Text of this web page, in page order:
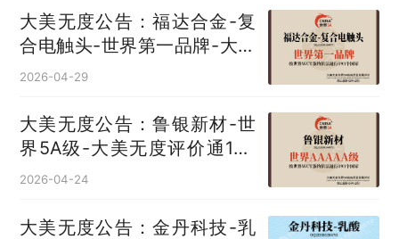
大美无度公告：福达合金-复
合电触头‌-世界第一品牌-大美
无度评价通193国
2026-04-29
大美无度公告：鲁银新材-世
界5A级-大美无度评价通193
国
2026-04-24
大美无度公告：金丹科技-乳